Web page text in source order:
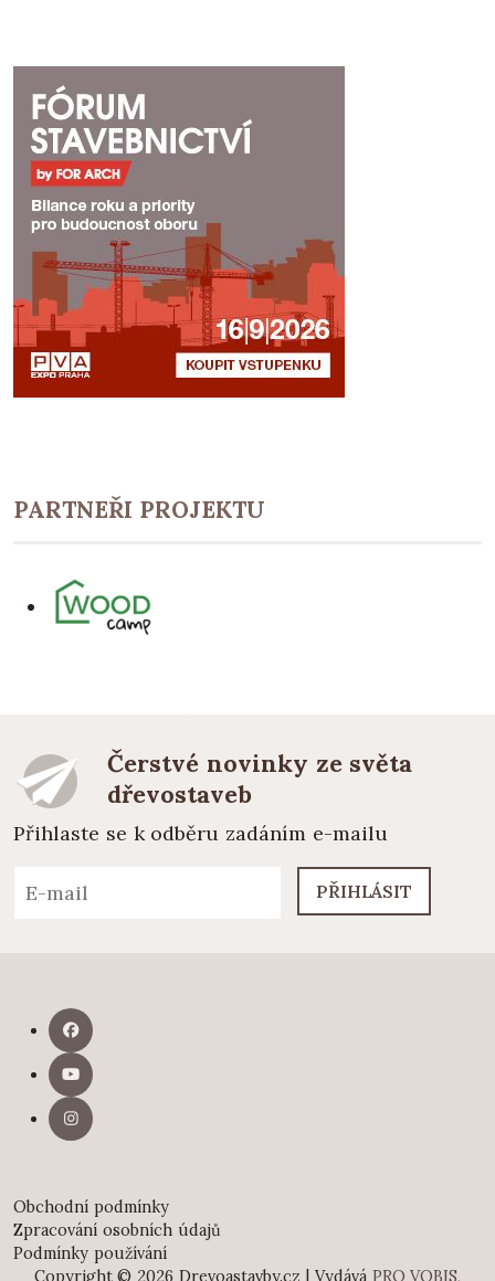
PARTNEŘI PROJEKTU
Čerstvé novinky ze světa
dřevostaveb
Přihlaste se k odběru zadáním e-mailu
PŘIHLÁSIT
Obchodní podmínky
Zpracování osobních údajů
Podmínky používání
Copyright © 2026 Drevoastavby.cz | Vydává PRO VOBIS,